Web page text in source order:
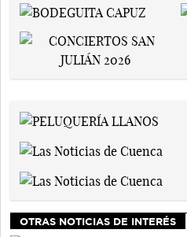
OTRAS NOTICIAS DE INTERÉS